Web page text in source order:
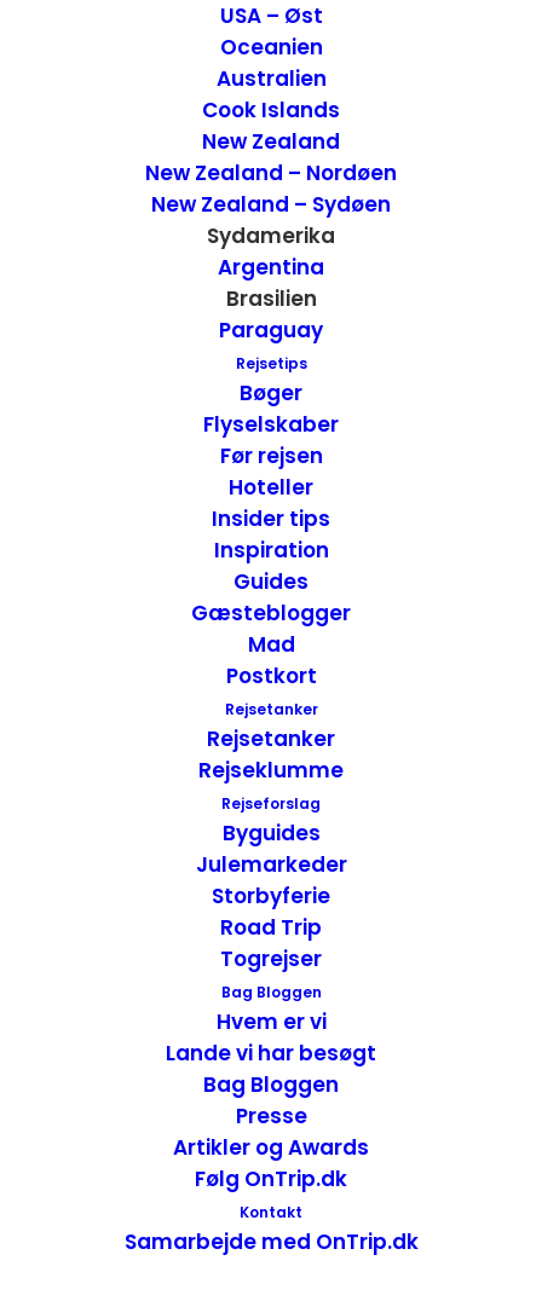
USA – Øst
Oceanien
Australien
Cook Islands
New Zealand
New Zealand – Nordøen
New Zealand – Sydøen
Sydamerika
Argentina
Brasilien
Paraguay
Rejsetips
Bøger
Flyselskaber
Før rejsen
Hoteller
Insider tips
Inspiration
Guides
Gæsteblogger
Mad
Postkort
Rejsetanker
Rejsetanker
Rejseklumme
Rejseforslag
Byguides
Julemarkeder
Storbyferie
Road Trip
Togrejser
Bag Bloggen
Hvem er vi
Lande vi har besøgt
Bag Bloggen
Presse
Artikler og Awards
Følg OnTrip.dk
Kontakt
Samarbejde med OnTrip.dk
Anmeldelse af Byblos Pousada – Buzios, Brasilien
Buzios er en turistby – Brasilien
Kristusfiguren Christ the Redeemer – Rio de